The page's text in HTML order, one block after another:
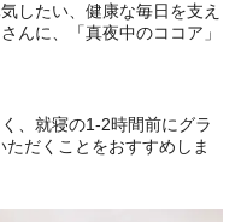
したい、健康な毎日を支え
んに、「真夜中のココア」
、就寝の1-2時間前にグラ
だくことをおすすめしま